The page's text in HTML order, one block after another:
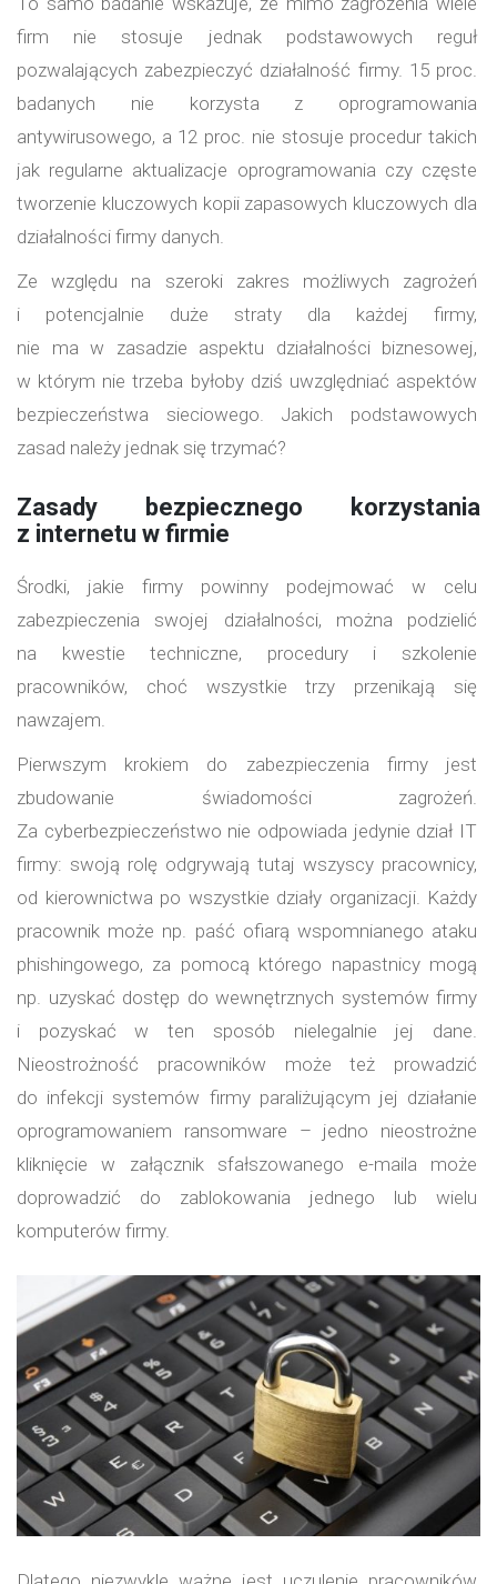
firm nie stosuje jednak podstawowych reguł
pozwalających zabezpieczyć działalność firmy. 15 proc.
badanych nie korzysta z oprogramowania
antywirusowego, a 12 proc. nie stosuje procedur takich
jak regularne aktualizacje oprogramowania czy częste
tworzenie kluczowych kopii zapasowych kluczowych dla
działalności firmy danych.
Ze względu na szeroki zakres możliwych zagrożeń
i potencjalnie duże straty dla każdej firmy,
nie ma w zasadzie aspektu działalności biznesowej,
w którym nie trzeba byłoby dziś uwzględniać aspektów
bezpieczeństwa sieciowego. Jakich podstawowych
zasad należy jednak się trzymać?
Zasady bezpiecznego korzystania
z internetu w firmie
Środki, jakie firmy powinny podejmować w celu
zabezpieczenia swojej działalności, można podzielić
na kwestie techniczne, procedury i szkolenie
pracowników, choć wszystkie trzy przenikają się
nawzajem.
Pierwszym krokiem do zabezpieczenia firmy jest
zbudowanie świadomości zagrożeń.
Za cyberbezpieczeństwo nie odpowiada jedynie dział IT
firmy: swoją rolę odgrywają tutaj wszyscy pracownicy,
od kierownictwa po wszystkie działy organizacji. Każdy
pracownik może np. paść ofiarą wspomnianego ataku
phishingowego, za pomocą którego napastnicy mogą
np. uzyskać dostęp do wewnętrznych systemów firmy
i pozyskać w ten sposób nielegalnie jej dane.
Nieostrożność pracowników może też prowadzić
do infekcji systemów firmy paraliżującym jej działanie
oprogramowaniem ransomware – jedno nieostrożne
kliknięcie w załącznik sfałszowanego e-maila może
doprowadzić do zablokowania jednego lub wielu
komputerów firmy.